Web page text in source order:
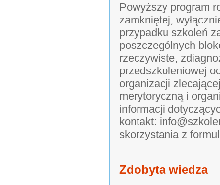
Powyższy program
zamkniętej,
przypadku szkoleń
poszczególnych
rzeczywiste,
przedszkoleniowej
organizacji
merytoryczną i
informacji
kontakt:
skorzystania z
Zdobyta wiedza